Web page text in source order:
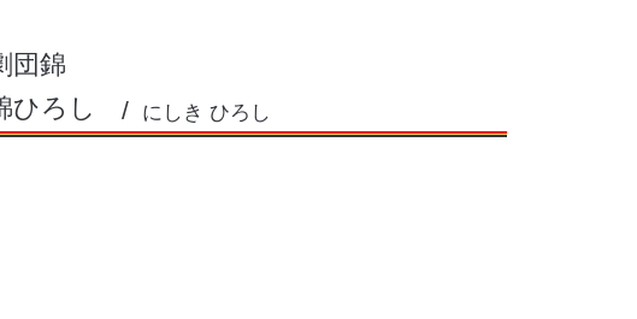
団錦
ひろし
にしき ひろし